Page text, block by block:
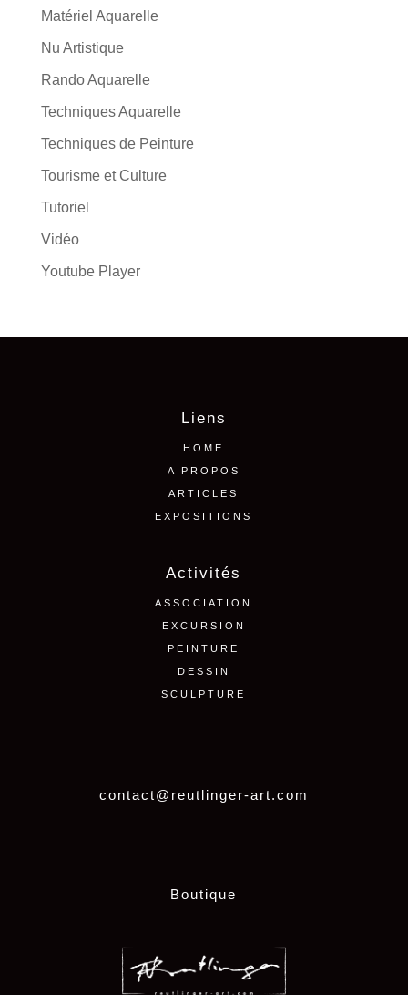
Matériel Aquarelle
Nu Artistique
Rando Aquarelle
Techniques Aquarelle
Techniques de Peinture
Tourisme et Culture
Tutoriel
Vidéo
Youtube Player
Liens
HOME
A PROPOS
ARTICLES
EXPOSITIONS
Activités
ASSOCIATION
EXCURSION
PEINTURE
DESSIN
SCULPTURE
contact@reutlinger-art.com
Boutique